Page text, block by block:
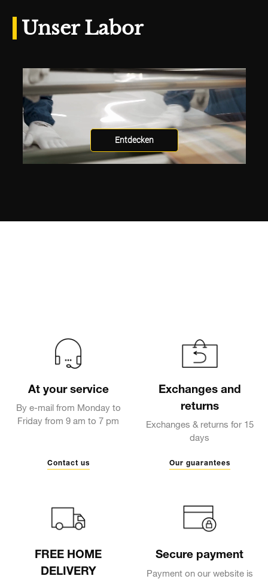
Unser Labor
Entdecken
At your service
By e-mail from Monday to
Friday from 9 am to 7 pm
Contact us
Exchanges and
returns
Exchanges & returns for 15
days
Our guarantees
FREE HOME
DELIVERY
Secure payment
Payment on our website is